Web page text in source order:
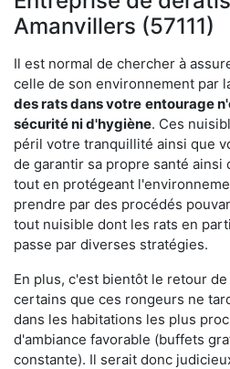
Amanvillers (57111)
Il est normal de chercher à
celle de son environnement par
des rats dans votre entourage
sécurité ni d'hygiène. Ces
péril votre tranquillité ainsi que
de garantir sa propre santé ainsi
tout en protégeant
prendre par des procédés
tout nuisible dont les rats en
passe par diverses stratégies.
En plus, c'est bientôt le retour
certains que ces rongeurs ne
dans les habitations les plus
d'ambiance favorable (buffets
constante). Il serait donc